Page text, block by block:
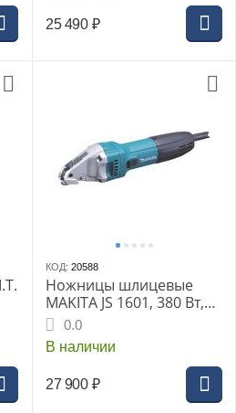
25 490 ₽
КОД: 20588
Ножницы шлицевые
MAKITA JS 1601, 380 Вт,
4.500 ход/м, радиус от 25
мм, 1.6 мм, 1.4 кг
0.0
В наличии
27 900 ₽